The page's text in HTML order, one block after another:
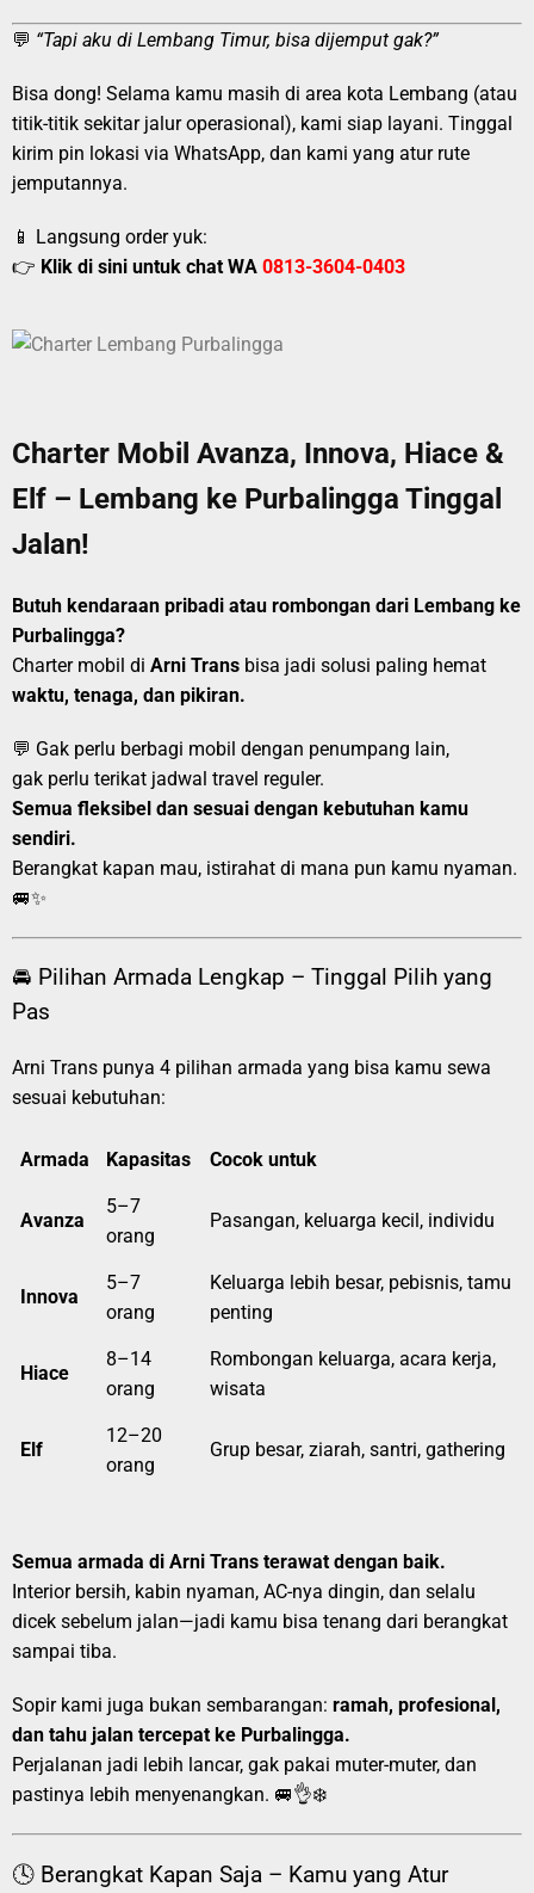
💬 “Tapi aku di Lembang Timur, bisa dijemput gak?”
Bisa dong! Selama kamu masih di area kota Lembang (atau
titik-titik sekitar jalur operasional), kami siap layani. Tinggal
kirim pin lokasi via WhatsApp, dan kami yang atur rute
jemputannya.
📱 Langsung order yuk:
👉 Klik di sini untuk chat WA 0813-3604-0403
Charter Mobil Avanza, Innova, Hiace &
Elf – Lembang ke Purbalingga Tinggal
Jalan!
Butuh kendaraan pribadi atau rombongan dari Lembang ke
Purbalingga?
Charter mobil di Arni Trans bisa jadi solusi paling hemat
waktu, tenaga, dan pikiran.
💬 Gak perlu berbagi mobil dengan penumpang lain,
gak perlu terikat jadwal travel reguler.
Semua fleksibel dan sesuai dengan kebutuhan kamu
sendiri.
Berangkat kapan mau, istirahat di mana pun kamu nyaman.
🚐✨
🚘 Pilihan Armada Lengkap – Tinggal Pilih yang
Pas
Arni Trans punya 4 pilihan armada yang bisa kamu sewa
sesuai kebutuhan:
Armada Kapasitas Cocok untuk
Avanza
5–7
orang
Pasangan, keluarga kecil, individu
Innova
5–7
orang
Keluarga lebih besar, pebisnis, tamu
penting
Hiace
8–14
orang
Rombongan keluarga, acara kerja,
wisata
Elf
12–20
orang
Grup besar, ziarah, santri, gathering
Semua armada di Arni Trans terawat dengan baik.
Interior bersih, kabin nyaman, AC-nya dingin, dan selalu
dicek sebelum jalan—jadi kamu bisa tenang dari berangkat
sampai tiba.
Sopir kami juga bukan sembarangan: ramah, profesional,
dan tahu jalan tercepat ke Purbalingga.
Perjalanan jadi lebih lancar, gak pakai muter-muter, dan
pastinya lebih menyenangkan. 🚐👌❄️
🕓 Berangkat Kapan Saja – Kamu yang Atur